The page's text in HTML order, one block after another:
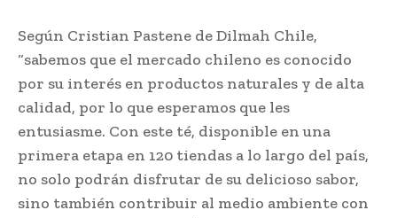
Según Cristian Pastene de Dilmah Chile,
“sabemos que el mercado chileno es conocido
por su interés en productos naturales y de alta
calidad, por lo que esperamos que les
entusiasme. Con este té, disponible en una
primera etapa en 120 tiendas a lo largo del país,
no solo podrán disfrutar de su delicioso sabor,
sino también contribuir al medio ambiente con